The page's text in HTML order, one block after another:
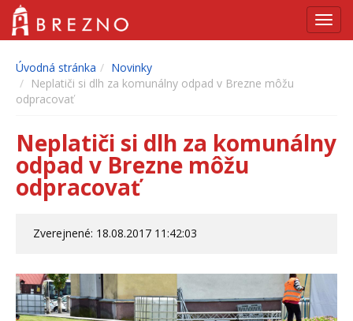
Úvodná stránka
Novinky
Neplatiči si dlh za komunálny odpad v Brezne môžu
odpracovať
Neplatiči si dlh za komunálny
odpad v Brezne môžu
odpracovať
Zverejnené: 18.08.2017 11:42:03